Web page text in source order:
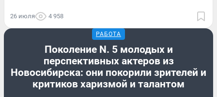
26 июля 4 958
РАБОТА
Поколение N. 5 молодых и
перспективных актеров из
Новосибирска: они покорили зрителей и
критиков харизмой и талантом